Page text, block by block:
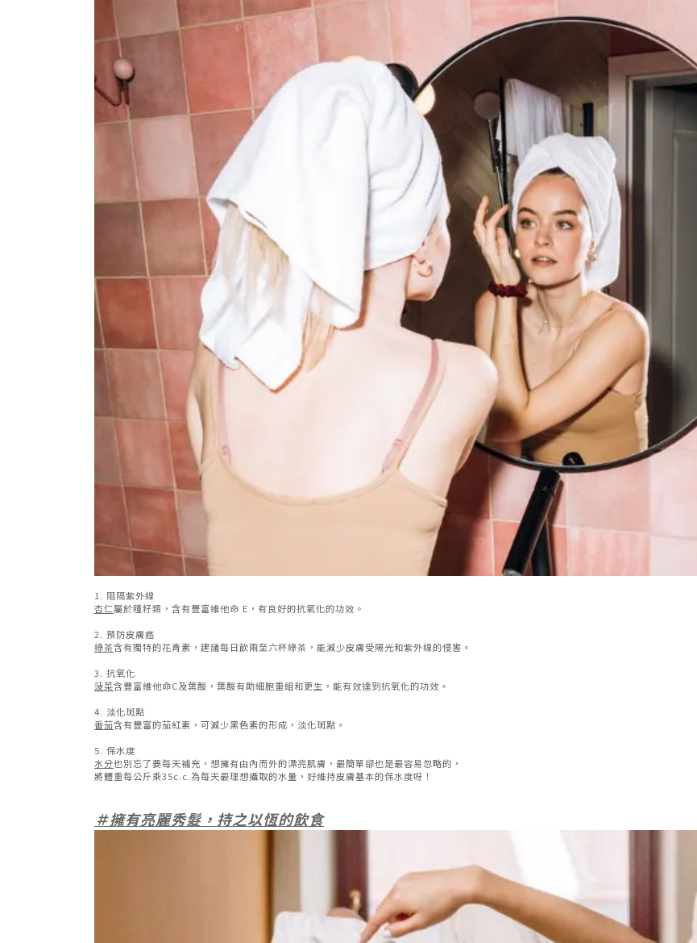
1. 阻隔紫外線
杏仁屬於種籽類，含有豐富維他命 E，有良好的抗氧化的功效。
2. 預防皮膚癌
綠茶含有獨特的花青素，建議每日飲兩至六杯綠茶，能減少皮膚受陽光和紫外線的侵害。
3. 抗氧化
菠菜含豐富維他命C及葉酸，葉酸有助細胞重組和更生，能有效達到抗氧化的功效。
4. 淡化斑點
番茄含有豐富的茄紅素，可減少黑色素的形成，淡化斑點。
5. 保水度
水分也別忘了要每天補充，想擁有由內而外的漂亮肌膚，最簡單卻也是最容易忽略的，
將體重每公斤乘35c.c.為每天最理想攝取的水量，好維持皮膚基本的保水度呀！
＃擁有亮麗秀髮，持之以恆的飲食